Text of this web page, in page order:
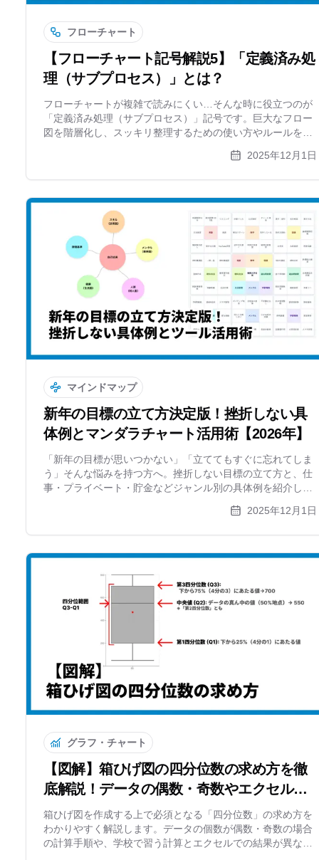
フローチャート
【フローチャート記号解説5】「定義済み処
理（サブプロセス）」とは？
フローチャートが複雑で読みにくい…そんな時に役立つのが
「定義済み処理（サブプロセス）」記号です。巨大なフロー
図を階層化し、スッキリ整理するための使い方やルールを解
2025年12月1日
マインドマップ
新年の目標の立て方決定版！挫折しない具
体例とマンダラチャート活用術【2026年】
「新年の目標が思いつかない」「立ててもすぐに忘れてしま
う」そんな悩みを持つ方へ。挫折しない目標の立て方と、仕
事・プライベート・貯金などジャンル別の具体例を紹介しま
標設定で、今年こそ夢を実現しましょう。
2025年12月1日
グラフ・チャート
【図解】箱ひげ図の四分位数の求め方を徹
底解説！データの偶数・奇数やエクセルと
の違いとは？
箱ひげ図を作成する上で必須となる「四分位数」の求め方を
わかりやすく解説します。データの個数が偶数・奇数の場合
の計算手順や、学校で習う計算とエクセルでの結果が異なる